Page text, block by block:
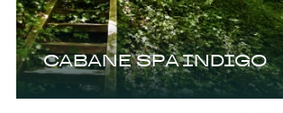
CABANE SPA INDIGO